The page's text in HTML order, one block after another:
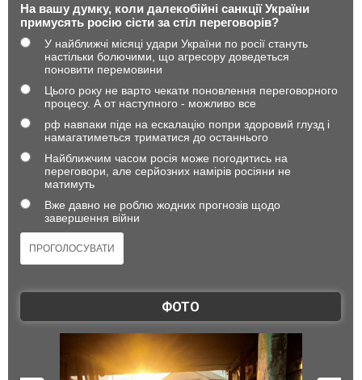
На вашу думку, коли далекобійні санкції України
примусять росію сісти за стіл переговорів?
У найближчі місяці удари України по росії стануть
настільки болючими, що агресору доведеться
поновити перемовини
Цього року не варто чекати поновлення переговорного
процесу. А от наступного - можливо все
рф навпаки піде на ескалацію попри здоровий глузд і
намагатиметься триматися до останнього
Найближчим часом росія може погодитись на
переговори, але серйозних намірів росіяни не
матимуть
Вже давно не роблю жодних прогнозів щодо
завершення війни
ФОТО